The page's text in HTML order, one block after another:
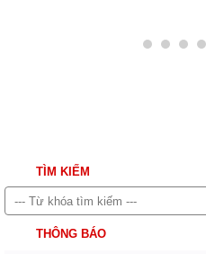
TÌM KIẾM
THÔNG BÁO